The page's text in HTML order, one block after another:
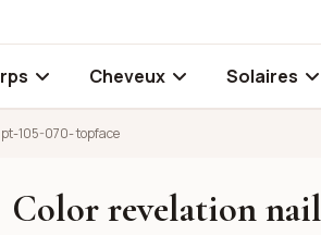
Cheveux Solaires
105-070- topface
070- topface
070- topface
Color revelation